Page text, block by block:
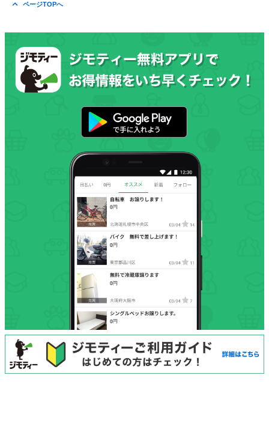
ページTOPへ